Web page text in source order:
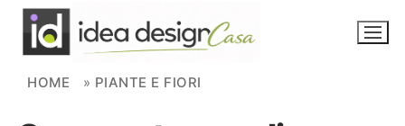
Skip to content
HOME » PIANTE E FIORI